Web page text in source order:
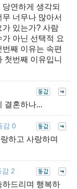
연하게 생각되
너무나 많아서
가 있는가? 사람
아닌 선택적 요
째 이유는 속편
첫번째 이유입니
결혼하나...
감 0
하고 사랑하며
감 2
하드리며 행복하